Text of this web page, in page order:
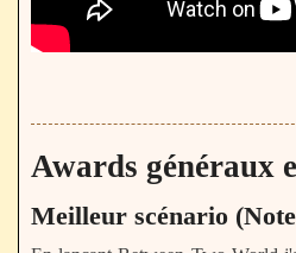
Awards généraux
Meilleur scénario